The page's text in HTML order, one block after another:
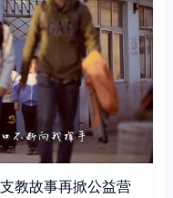
教故事再掀公益营